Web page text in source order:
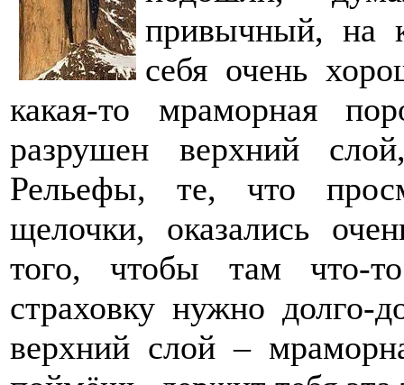
привычный, на
себя очень
какая-то мраморная
разрушен верхний
Рельефы, те, что
щелочки, оказались
того, чтобы там что-
страховку нужно долго-
верхний слой –